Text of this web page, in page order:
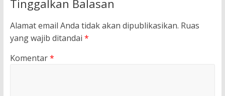
Tinggalkan Balasan
Alamat email Anda tidak akan dipublikasikan. Ruas
yang wajib ditandai *
Komentar*